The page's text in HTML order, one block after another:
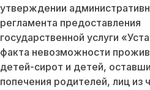
утверждении
регламента предоставления
государственной услуги
факта невозможности
детей-сирот и детей,
попечения родителей, лиц из